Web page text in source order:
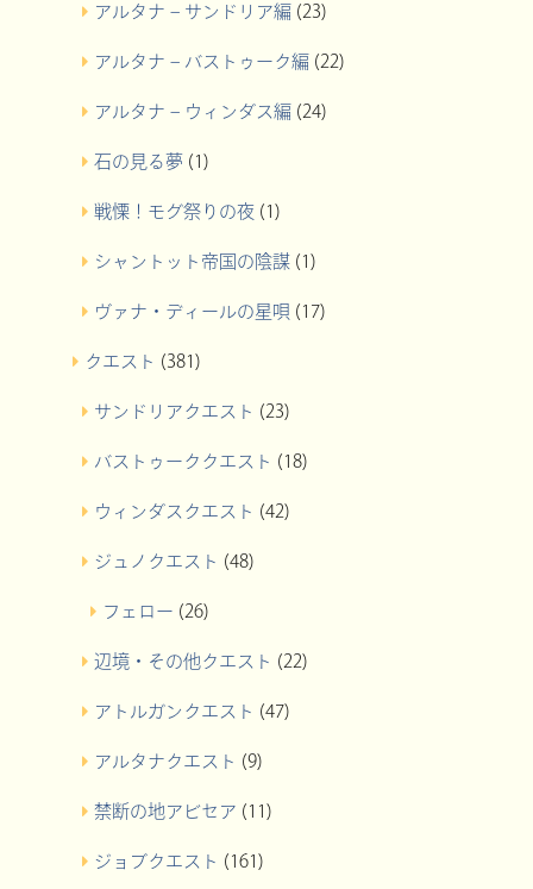
アルタナ – サンドリア編(23)
アルタナ – バストゥーク編(22)
アルタナ – ウィンダス編(24)
石の見る夢(1)
戦慄！モグ祭りの夜(1)
シャントット帝国の陰謀(1)
ヴァナ・ディールの星唄 (17)
クエスト (381)
サンドリアクエスト (23)
バストゥーククエスト (18)
ウィンダスクエスト (42)
ジュノクエスト (48)
フェロー (26)
辺境・その他クエスト (22)
アトルガンクエスト (47)
アルタナクエスト (9)
禁断の地アビセア (11)
ジョブクエスト (161)